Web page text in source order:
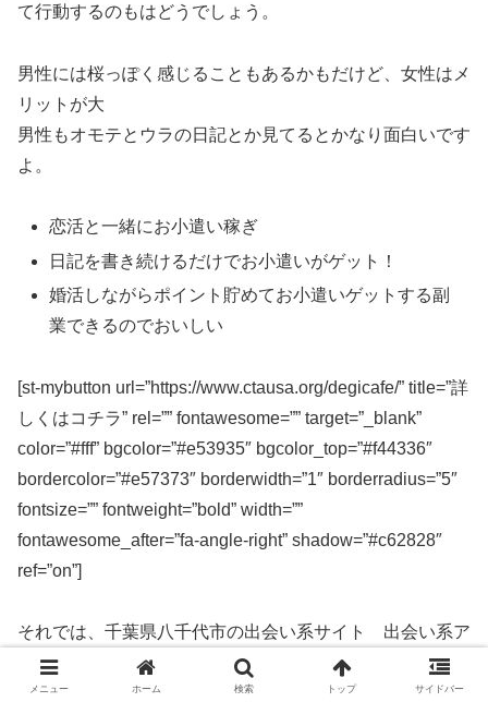
て行動するのもはどうでしょう。
男性には桜っぽく感じることもあるかもだけど、女性はメ
リットが大
男性もオモテとウラの日記とか見てるとかなり面白いです
よ。
恋活と一緒にお小遣い稼ぎ
日記を書き続けるだけでお小遣いがゲット！
婚活しながらポイント貯めてお小遣いゲットする副
業できるのでおいしい
[st-mybutton url=”https://www.ctausa.org/degicafe/” title=”詳
しくはコチラ” rel=”” fontawesome=”” target=”_blank”
color=”#fff” bgcolor=”#e53935″ bgcolor_top=”#f44336″
bordercolor=”#e57373″ borderwidth=”1″ borderradius=”5″
fontsize=”” fontweight=”bold” width=””
fontawesome_after=”fa-angle-right” shadow=”#c62828″
ref=”on”]
それでは、千葉県八千代市の出会い系サイト 出会い系ア
プリを実際に使ってみた感想などを解説します。
メニュー ホーム 検索 トップ サイドバー